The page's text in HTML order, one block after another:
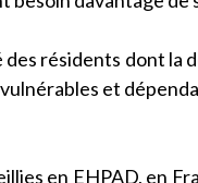
résidents dont la
et
en EHPAD, en